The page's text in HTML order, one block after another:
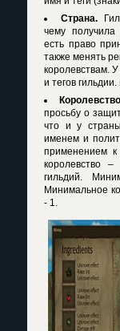
Страна.
чему
есть право
также менять
королевствам.
и тегов
просьбу о
что и у
именем и
применением
королевство
гильдий.
Минимальное
- 1.